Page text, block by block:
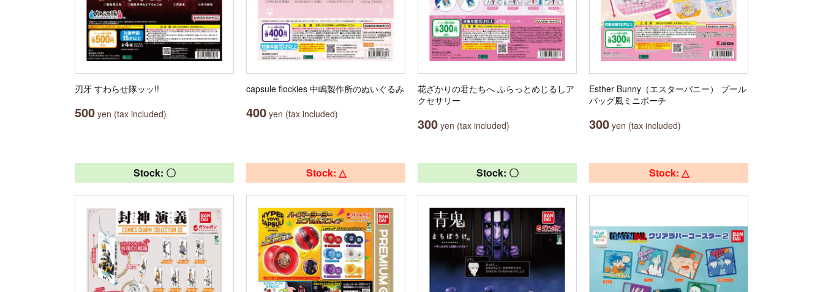
刃牙 すわらせ隊ッッ!!
500 yen (tax included)
capsule flockies 中嶋製作所のぬいぐるみ
400 yen (tax included)
花ざかりの君たちへ ふらっとめじるしア
クセサリー
300 yen (tax included)
Esther Bunny（エスターバニー） プール
バッグ風ミニポーチ
300 yen (tax included)
Stock: 〇 Stock: △ Stock: 〇 Stock: △